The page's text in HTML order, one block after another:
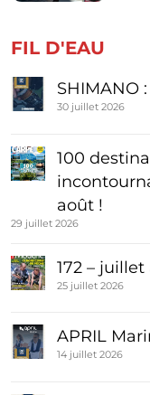
FIL D'EAU
SHIMANO
30 juillet 2026
100
août !
29 juillet 2026
172 –
25 juillet 2026
APRIL
14 juillet 2026